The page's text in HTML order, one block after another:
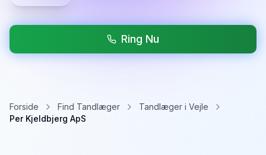
Ring Nu
Forside Find Tandlæger
Tandlæger i Vejle
Per Kjeldbjerg ApS